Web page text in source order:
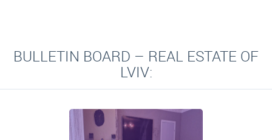
BULLETIN BOARD – REAL ESTATE OF
LVIV: